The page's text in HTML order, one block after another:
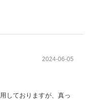
2024-06-05
しておりますが、真っ